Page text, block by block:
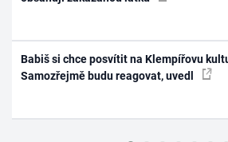
Babiš si chce posvítit na Klempířovu
Samozřejmě budu reagovat, uvedl